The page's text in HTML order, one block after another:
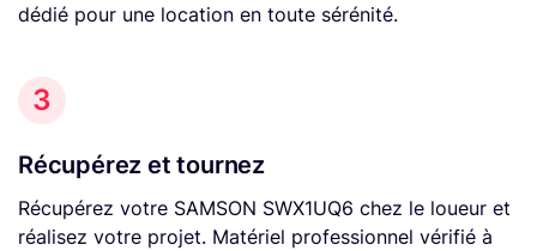
dédié pour une location en toute sérénité.
3
Récupérez et tournez
Récupérez votre SAMSON SWX1UQ6 chez le loueur et
réalisez votre projet. Matériel professionnel vérifié à